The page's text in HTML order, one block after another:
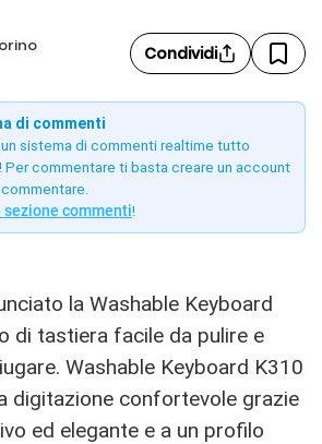
Condividi
di commenti
sistema di commenti realtime tutto
Per commentare ti basta creare un account
sezione commenti!
la Washable Keyboard
di tastiera facile da pulire e
Washable Keyboard K310
digitazione confortevole grazie
ed elegante e a un profilo